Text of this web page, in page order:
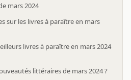
mars 2024
sur les livres à paraître en mars
livres à paraître en mars 2024
littéraires de mars 2024 ?